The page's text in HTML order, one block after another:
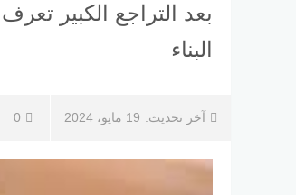
بعد التراجع الكبير
البناء
آخر تحديث: 19 مايو، 2024 0